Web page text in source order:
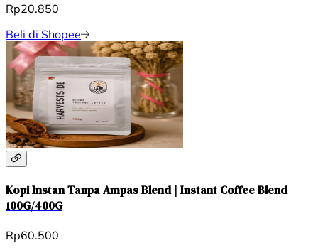
Rp20.850
Beli di Shopee
Kopi Instan Tanpa Ampas Blend | Instant Coffee Blend
100G/400G
Rp60.500